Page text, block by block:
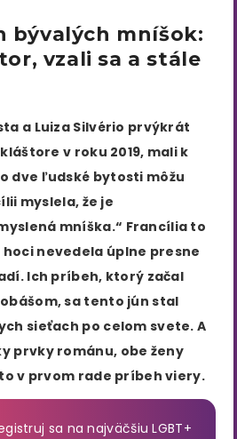
bývalých mníšok:
vzali sa a stále
a Luiza Silvério prvýkrát
v roku 2019, mali k
dve ľudské bytosti môžu
myslela, že je
mníška.“ Francília to
nevedela úplne presne
Ich príbeh, ktorý začal
sa tento jún stal
sieťach po celom svete. A
prvky románu, obe ženy
v prvom rade príbeh viery.
sa na najväčšiu LGBT+